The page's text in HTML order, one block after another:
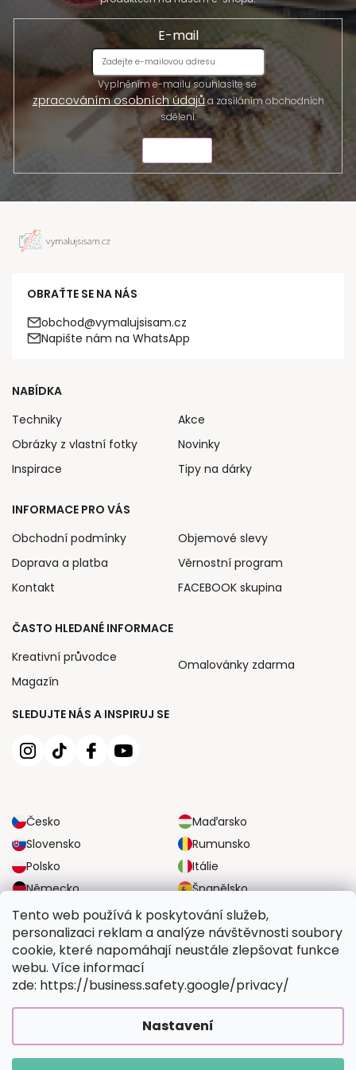
Tento web používá k poskytování služeb,
personalizaci reklam a analýze návštěvnosti soubory
cookie, které napomáhají neustále zlepšovat funkce
webu. Více informací
zde: https://business.safety.google/privacy/
Nastavení
E-mail
Vyplněním e-mailu souhlasíte se
zpracováním osobních údajůa zasíláním obchodních
sdělení.
OBRAŤTE SE NA NÁS
obchod@vymalujsisam.cz
Napište nám na WhatsApp
SLEDUJTE NÁS A INSPIRUJ SE
Česko
Maďarsko
Slovensko
Rumunsko
Polsko
Itálie
Německo
Španělsko
Velká Británie
Rakousko
NABÍDKA
Techniky
Obrázky z vlastní fotky
Inspirace
Akce
Novinky
Tipy na dárky
INFORMACE PRO VÁS
Obchodní podmínky
Doprava a platba
Kontakt
Objemové slevy
Věrnostní program
FACEBOOK skupina
ČASTO HLEDANÉ INFORMACE
Kreativní průvodce
Magazín
Omalovánky zdarma
SPOLEHLIVÉ MOŽNOSTI DOPRAVY
BEZPEČNÉ MOŽNOSTI PLATBY